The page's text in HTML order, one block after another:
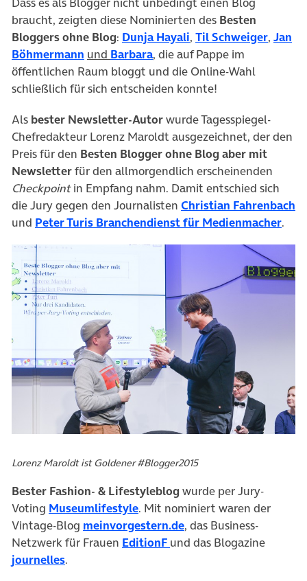
braucht, zeigten diese Nominierten des Besten
Bloggers ohne Blog: Dunja Hayali, Til Schweiger, Jan
Böhmermann und Barbara, die auf Pappe im
öffentlichen Raum bloggt und die Online-Wahl
schließlich für sich entscheiden konnte!
Als bester Newsletter-Autorwurde Tagesspiegel-
Chefredakteur Lorenz Maroldt ausgezeichnet, der den
Preis für den Besten Blogger ohne Blog aber mit
Newsletterfür den allmorgendlich erscheinenden
Checkpointin Empfang nahm. Damit entschied sich
die Jury gegen den Journalisten Christian Fahrenbach
und Peter Turis Branchendienst für Medienmacher.
Lorenz Maroldt ist Goldener #Blogger2015
Bester Fashion- & Lifestyleblog wurde per Jury-
Voting Museumlifestyle. Mit nominiert waren der
Vintage-Blog meinvorgestern.de, das Business-
Netzwerk für Frauen EditionF und das Blogazine
journelles.